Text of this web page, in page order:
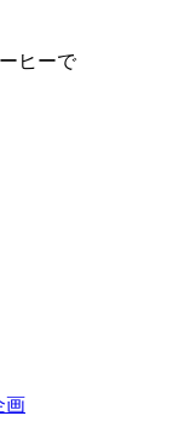
ヒーで
画